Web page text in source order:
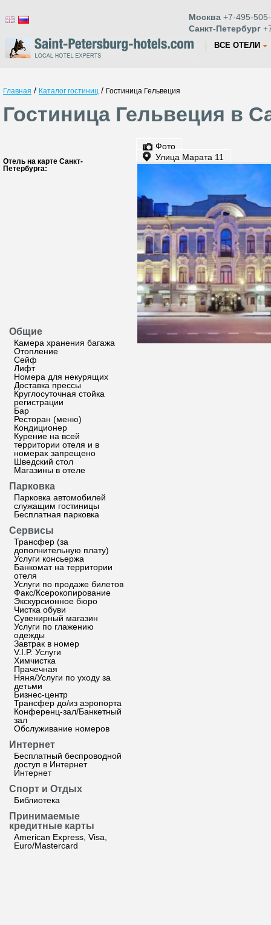
Москва +7-495-
Санкт-Петербург
ВСЕ ОТЕЛИ
Главная / Каталог гостиниц / Гостиница Гельвеция
Гостиница Гельвеция в
Отель на карте Санкт-
Петербурга:
Общие
Камера хранения багажа
Отопление
Сейф
Лифт
Номера для некурящих
Доставка прессы
Круглосуточная стойка
регистрации
Бар
Ресторан (меню)
Кондиционер
Курение на всей
территории отеля и в
номерах запрещено
Шведский стол
Магазины в отеле
Парковка
Парковка автомобилей
служащим гостиницы
Бесплатная парковка
Сервисы
Трансфер (за
дополнительную плату)
Услуги консьержа
Банкомат на территории
отеля
Услуги по продаже билетов
Факс/Ксерокопирование
Экскурсионное бюро
Чистка обуви
Сувенирный магазин
Услуги по глажению
одежды
Завтрак в номер
V.I.P. Услуги
Химчистка
Прачечная
Няня/Услуги по уходу за
детьми
Бизнес-центр
Трансфер до/из аэропорта
Конференц-зал/Банкетный
зал
Обслуживание номеров
Интернет
Бесплатный беспроводной
доступ в Интернет
Интернет
Спорт и Отдых
Библиотека
Принимаемые
кредитные карты
American Express, Visa,
Euro/Mastercard
Фото
Улица Марата 11